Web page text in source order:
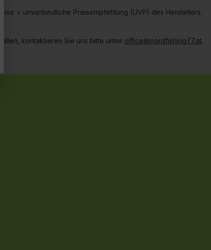
= unverbindliche Preisempfehlung (UVP) des Herstellers.
kontaktieren Sie uns bitte unter office@nordfishing77.at.